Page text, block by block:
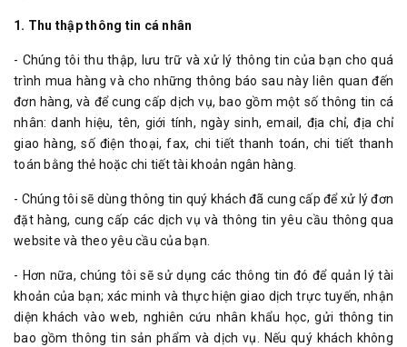
1. Thu thập thông tin cá nhân
- Chúng tôi thu thập, lưu trữ và xử lý thông tin của bạn cho quá
trình mua hàng và cho những thông báo sau này liên quan đến
đơn hàng, và để cung cấp dịch vụ, bao gồm một số thông tin cá
nhân: danh hiệu, tên, giới tính, ngày sinh, email, địa chỉ, địa chỉ
giao hàng, số điện thoại, fax, chi tiết thanh toán, chi tiết thanh
toán bằng thẻ hoặc chi tiết tài khoản ngân hàng.
- Chúng tôi sẽ dùng thông tin quý khách đã cung cấp để xử lý đơn
đặt hàng, cung cấp các dịch vụ và thông tin yêu cầu thông qua
website và theo yêu cầu của bạn.
- Hơn nữa, chúng tôi sẽ sử dụng các thông tin đó để quản lý tài
khoản của bạn; xác minh và thực hiện giao dịch trực tuyến, nhận
diện khách vào web, nghiên cứu nhân khẩu học, gửi thông tin
bao gồm thông tin sản phẩm và dịch vụ. Nếu quý khách không